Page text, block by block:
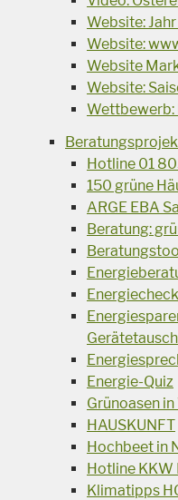
Website:
Website:
Website
Website:
Wettbewerb:
Hotline 01
150 grüne
ARGE EBA
Beratung:
Gerätetausch
Energie-Quiz
Grünoasen
HAUSKUNFT
Hochbeet in
Hotline
Klimatipps